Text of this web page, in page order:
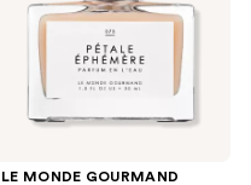
LE MONDE GOURMAND